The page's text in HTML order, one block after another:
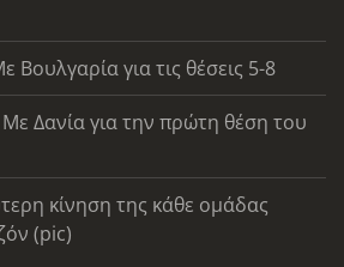
Βουλγαρία για τις θέσεις 5-8
Δανία για την πρώτη θέση του
κίνηση της κάθε ομάδας
(pic)